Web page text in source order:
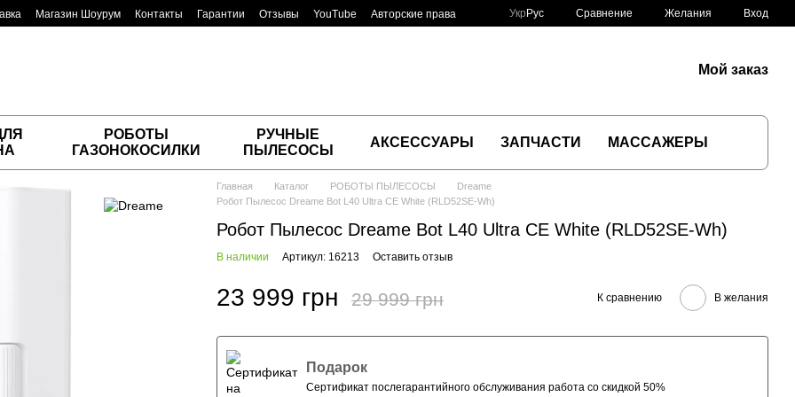
Магазин Шоурум Контакты Гарантии Отзывы YouTube
Авторские права
Укр Рус Сравнение Желания Вход
Мой заказ
РОБОТЫ
ГАЗОНОКОСИЛКИ
РУЧНЫЕ
ПЫЛЕСОСЫ
АКСЕССУАРЫ ЗАПЧАСТИ МАССАЖЕРЫ
Главная Каталог РОБОТЫ ПЫЛЕСОСЫ
Dreame
Робот Пылесос Dreame Bot L40 Ultra CE White (RLD52SE-Wh)
Робот Пылесос Dreame Bot L40 Ultra CE White (RLD52SE-Wh)
В наличии Артикул: 16213 Оставить отзыв
23 999 грн 29 999 грн К сравнению В желания
Подарок
Сертификат послегарантийного обслуживания работа со скидкой 50%